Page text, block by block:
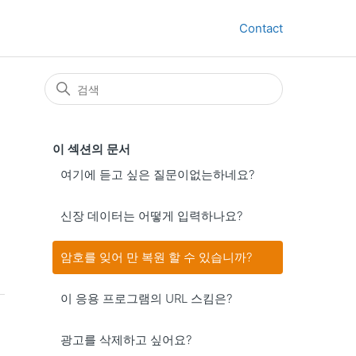
Contact
이 섹션의 문서
여기에 듣고 싶은 질문이없는하네요?
신장 데이터는 어떻게 입력하나요?
암호를 잊어 만 복원 할 수 있습니까?
이 응용 프로그램의 URL 스킴은?
광고를 삭제하고 싶어요?